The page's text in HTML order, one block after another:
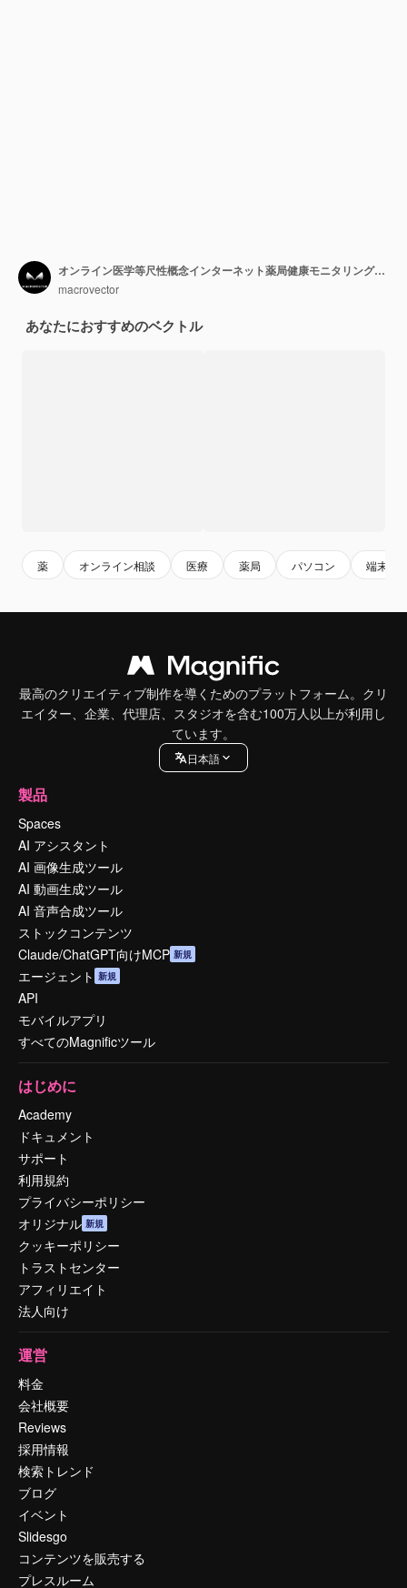
オンライン医学等尺性概念インターネット薬局健康モニタリング分離されたリアルタイム電子医療ドキュメント
macrovector
あなたにおすすめのベクトル
薬 オンライン相談 医療 薬局 パソコン 端末
最高のクリエイティブ制作を導くためのプラットフォーム。クリ
エイター、企業、代理店、スタジオを含む100万人以上が利用し
ています。
日本語
製品
Spaces
AI アシスタント
AI 画像生成ツール
AI 動画生成ツール
AI 音声合成ツール
ストックコンテンツ
Claude/ChatGPT向けMCP 新規
エージェント 新規
API
モバイルアプリ
すべてのMagnificツール
はじめに
Academy
ドキュメント
サポート
利用規約
プライバシーポリシー
オリジナル 新規
クッキーポリシー
トラストセンター
アフィリエイト
法人向け
運営
料金
会社概要
Reviews
採用情報
検索トレンド
ブログ
イベント
Slidesgo
コンテンツを販売する
プレスルーム